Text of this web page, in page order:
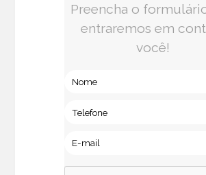
Preencha o
entraremos em
você!